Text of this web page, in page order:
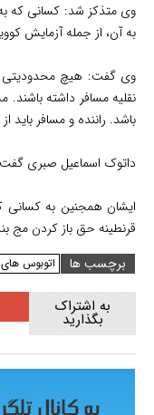
وی متذکز شد: کسانی که
به آن، از جمله آزمایش کووید – ۱۹ را
وی گفت: هیچ محدودیتی
باشد. راننده و مسافر
داتوک اسماعیل صبری گفت: خدمات تحویل
قرنطینه حق باز کردن مج
برچسب ها
اتوبوس
به اشتراک
بگذارید